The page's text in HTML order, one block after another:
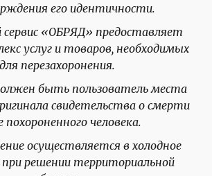
его идентичности.
«ОБРЯД» предоставляет
услуг и товаров, необходимых
для перезахоронения.
быть пользователь места
свидетельства о смерти
похороненного человека.
осуществляется в холодное
при решении территориальной